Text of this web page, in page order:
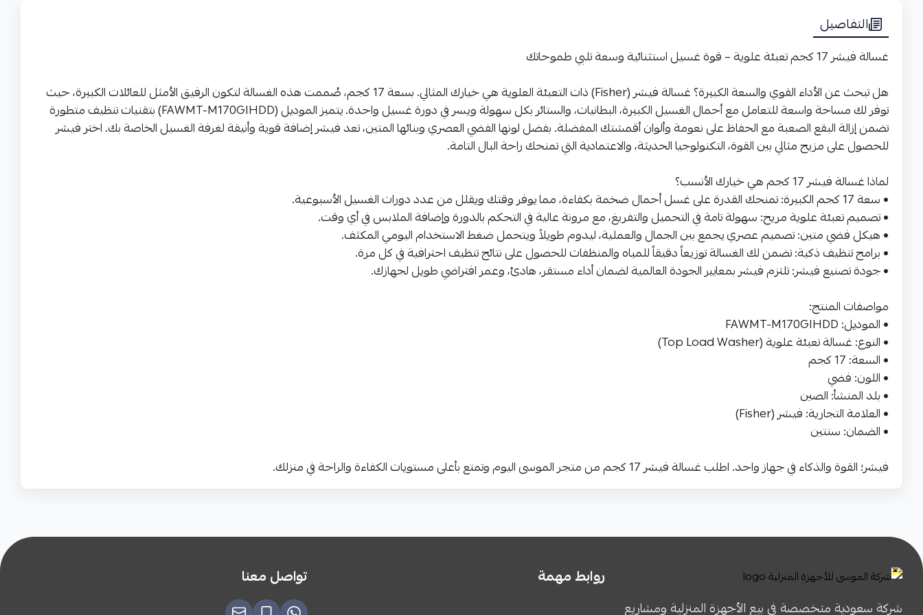
التفاصيل
غسالة فيشر 17 كجم تعبئة علوية – قوة غسيل استثنائية وسعة تلبي طموحاتك
هل تبحث عن الأداء القوي والسعة الكبيرة؟ غسالة فيشر (Fisher) ذات التعبئة العلوية هي خيارك المثالي. بسعة 17 كجم، صُممت هذه الغسالة لتكون الرفيق الأمثل للعائلات الكبيرة، حيث
توفر لك مساحة واسعة للتعامل مع أحمال الغسيل الكبيرة، البطانيات، والستائر بكل سهولة ويسر في دورة غسيل واحدة. يتميز الموديل (FAWMT-M170GIHDD) بتقنيات تنظيف متطورة
تضمن إزالة البقع الصعبة مع الحفاظ على نعومة وألوان أقمشتك المفضلة. بفضل لونها الفضي العصري وبنائها المتين، تعد فيشر إضافة قوية وأنيقة لغرفة الغسيل الخاصة بك. اختر فيشر
للحصول على مزيج مثالي بين القوة، التكنولوجيا الحديثة، والاعتمادية التي تمنحك راحة البال التامة.
لماذا غسالة فيشر 17 كجم هي خيارك الأنسب؟
• سعة 17 كجم الكبيرة: تمنحك القدرة على غسل أحمال ضخمة بكفاءة، مما يوفر وقتك ويقلل من عدد دورات الغسيل الأسبوعية.
• تصميم تعبئة علوية مريح: سهولة تامة في التحميل والتفريغ، مع مرونة عالية في التحكم بالدورة وإضافة الملابس في أي وقت.
• هيكل فضي متين: تصميم عصري يجمع بين الجمال والعملية، ليدوم طويلاً ويتحمل ضغط الاستخدام اليومي المكثف.
• برامج تنظيف ذكية: تضمن لك الغسالة توزيعاً دقيقاً للمياه والمنظفات للحصول على نتائج تنظيف احترافية في كل مرة.
• جودة تصنيع فيشر: تلتزم فيشر بمعايير الجودة العالمية لضمان أداء مستقر، هادئ، وعمر افتراضي طويل لجهازك.
مواصفات المنتج:
• الموديل: FAWMT-M170GIHDD
• النوع: غسالة تعبئة علوية (Top Load Washer)
• السعة: 17 كجم
• اللون: فضي
• بلد المنشأ: الصين
• العلامة التجارية: فيشر (Fisher)
• الضمان: سنتين
فيشر؛ القوة والذكاء في جهاز واحد. اطلب غسالة فيشر 17 كجم من متجر الموسى اليوم وتمتع بأعلى مستويات الكفاءة والراحة في منزلك.
شركة سعودية متخصصة في بيع الأجهزة المنزلية ومشاريع
روابط مهمة تواصل معنا